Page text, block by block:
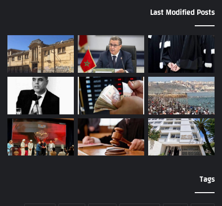
Last Modified Posts
Tags